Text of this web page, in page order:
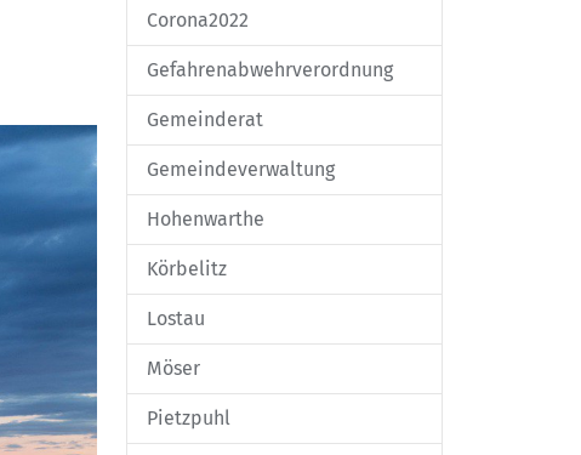
Corona2022
Gefahrenabwehrverordnung
Gemeinderat
Gemeindeverwaltung
Hohenwarthe
Körbelitz
Lostau
Möser
Pietzpuhl